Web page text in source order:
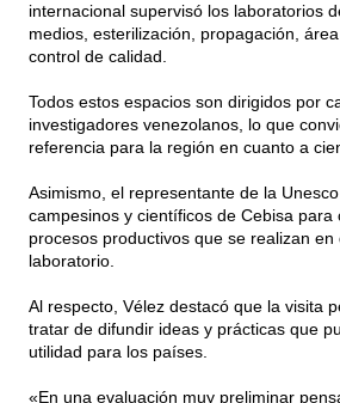
internacional supervisó los laboratorios
medios, esterilización, propagación,
control de calidad.
Todos estos espacios son dirigidos por
investigadores venezolanos, lo que
referencia para la región en cuanto a
Asimismo, el representante de la
campesinos y científicos de Cebisa para
procesos productivos que se realizan
laboratorio.
Al respecto, Vélez destacó que la visita
tratar de difundir ideas y prácticas que
utilidad para los países.
«En una evaluación muy preliminar